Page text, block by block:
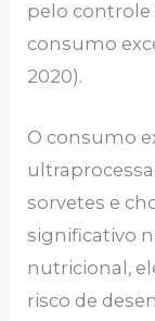
pelo controle
consumo
2020).
O consumo
sorvetes e
significativo
nutricional,
risco de